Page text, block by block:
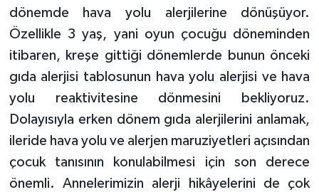
dönemde hava yolu alerjilerine dönüşüyor.
Özellikle 3 yaş, yani oyun çocuğu döneminden
itibaren, kreşe gittiği dönemlerde bunun önceki
gıda alerjisi tablosunun hava yolu alerjisi ve hava
yolu reaktivitesine dönmesini bekliyoruz.
Dolayısıyla erken dönem gıda alerjilerini anlamak,
ileride hava yolu ve alerjen maruziyetleri açısından
çocuk tanısının konulabilmesi için son derece
önemli. Annelerimizin alerji hikâyelerini de çok